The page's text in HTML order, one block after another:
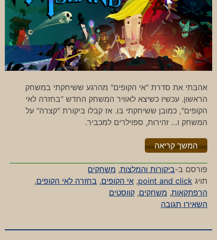
אהבתי את סדרת "אי הקופים" מהרגע ששיחקתי במשחק
הראשון. עכשיו כשיצא לאוויר המשחק החדש "בחזרה לאי
הקופים", כמובן ששיחקתי בו. אז קבלו ביקורת "קצרה" על
המשחק ו… זהירות, ספוילרים למכביר.
המשך קריאה"%s"
פורסם ב-ביקורות והמלצות, משחקים
תויג point and click
, אי הקופים, בחזרה לאי הקופים,
הרפתקאות, משחקים, קווסטים
השאירו תגובה